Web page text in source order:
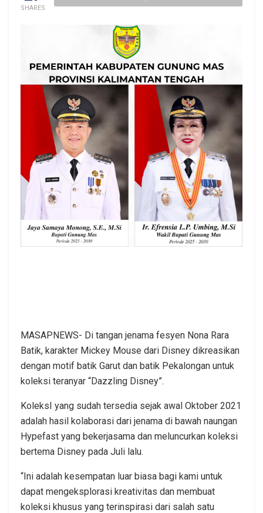
SHARES
MASAPNEWS- Di tangan jenama fesyen Nona Rara
Batik, karakter Mickey Mouse dari Disney dikreasikan
dengan motif batik Garut dan batik Pekalongan untuk
koleksi teranyar “Dazzling Disney”.
KoleksI yang sudah tersedia sejak awal Oktober 2021
adalah hasil kolaborasi dari jenama di bawah naungan
Hypefast yang bekerjasama dan meluncurkan koleksi
bertema Disney pada Juli lalu.
“Ini adalah kesempatan luar biasa bagi kami untuk
dapat mengeksplorasi kreativitas dan membuat
koleksi khusus yang terinspirasi dari salah satu